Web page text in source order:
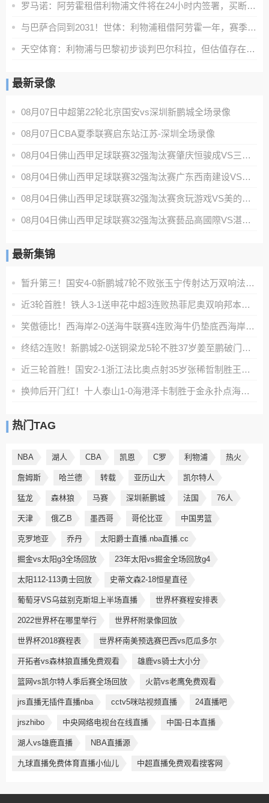
罗马诺：阿劳霍租借利物浦文件将在24小时内签署，买断条款非强制
与巴萨合同到2031！世体：利物浦租借阿劳霍一年，赛季末可选买断
天空体育：利物浦与巴黎初步谈判巴尔科拉，但估值存在巨大差距
最新录像
08月07日中超第22轮北京国安vs深圳新鹏城全场录像
08月07日CBA夏季联赛启东站江苏-深圳全场录像
08月04日佛山西甲足球联赛32强淘汰赛肇庆恒骏成VS三七互娱全场录像
08月04日佛山西甲足球联赛32强淘汰赛广东西南建设VS香港圣徒全场录像
08月04日佛山西甲足球联赛32强淘汰赛贪玩游戏VS美的薪火全场录像
08月04日佛山西甲足球联赛32强淘汰赛藝品高國際VS湛江狂狼·粵辉能源全场录像
最新集锦
暂升第三！国安4-0新鹏城7轮不败张玉宁传射达万双响法比奥破门
近3轮首胜！铁人3-1送申花中超3连败热菲尼奥双响邦本宜裕传射
笑傲德比！西海岸2-0送海牛联赛4连败海牛仍垫底西海岸升至第二
终结2连败！新鹏城2-0送铜梁龙5轮不胜37岁姜至鹏破门韦斯利建功
近三轮首胜！国安2-1浙江法比奥点射35岁张稀哲制胜王钰栋送助攻
换帅后开门红！十人泰山1-0海港泽卡制胜于金永扑点海港三球被吹
热门TAG
NBA 湖人 CBA 凯恩 C罗 利物浦 热火
詹姆斯 哈兰德 转载 亚历山大 凯尔特人
猛龙 森林狼 马赛 深圳新鹏城 法国 76人
天津 俄乙B 墨西哥 哥伦比亚 中国男篮
克罗地亚 乔丹 太阳爵士直播.nba直播.cc
掘金vs太阳g3全场回放 23年太阳vs掘金全场回放g4
太阳112-113勇士回放 史蒂文森2-18恒星直径
葡萄牙VS乌兹别克斯坦上半场直播 世界杯赛程安排表
2022世界杯在哪里举行 世界杯附录像回放
世界杯2018赛程表 世界杯南美预选赛巴西vs厄瓜多尔
开拓者vs森林狼直播免费观看 雄鹿vs骑士大小分
篮网vs凯尔特人季后赛全场回放 火箭vs老鹰免费观看
jrs直播无插件直播nba cctv5咪咕视频直播 24直播吧
jrszhibo 中央网络电视台在线直播 中国-日本直播
湖人vs雄鹿直播 NBA直播源
九球直播免费体育直播小仙儿 中超直播免费观看搜客网